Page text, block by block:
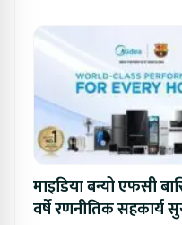
माइडिया बन्यो एफसी
वर्षे रणनीतिक सहकार्य